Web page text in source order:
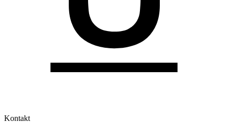
Kontakt